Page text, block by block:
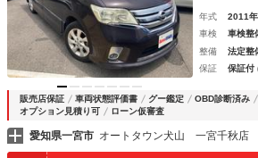
年式 2011年
車検
車検整
整備
法定整
保証
保証付
販売店保証 車両状態評価書 グー鑑定 OBD診断済み
オプション見積り可
ローン仮審査
愛知県一宮市